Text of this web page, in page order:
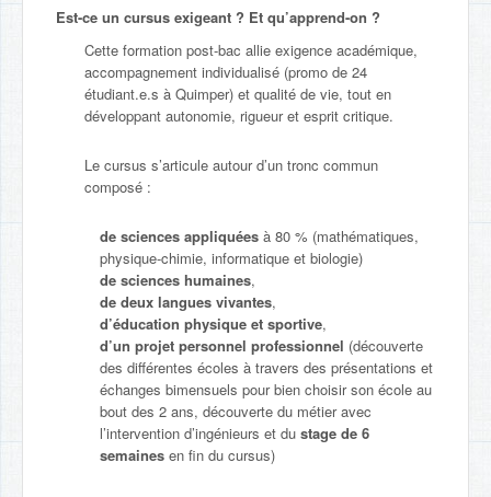
Est-ce un cursus exigeant ? Et qu’apprend-on ?
Cette formation post-bac allie exigence académique,
accompagnement individualisé (promo de 24
étudiant.e.s à Quimper) et qualité de vie, tout en
développant autonomie, rigueur et esprit critique.
Le cursus s’articule autour d’un tronc commun
composé :
de sciences appliquées à 80 % (mathématiques,
physique-chimie, informatique et biologie)
de sciences humaines,
de deux langues vivantes,
d’éducation physique et sportive,
d’un projet personnel professionnel (découverte
des différentes écoles à travers des présentations et
échanges bimensuels pour bien choisir son école au
bout des 2 ans, découverte du métier avec
l’intervention d’ingénieurs et du stage de 6
semaines en fin du cursus)